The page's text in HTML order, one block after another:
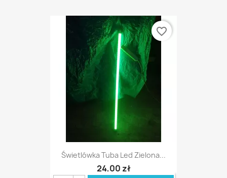
Świetlówka Tuba Led Zielona...
24,00 zł
favorite_border